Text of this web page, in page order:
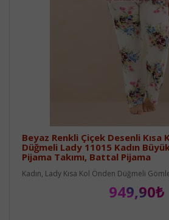
Beyaz Renkli Çiçek Desenli Kısa
Düğmeli Lady 11015 Kadın
Pijama Takımı, Battal Pijama
Kadın, Lady Kısa Kol Önden Düğmeli
949,90₺